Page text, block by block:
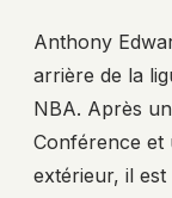
Anthony
arrière de la
NBA. Après
Conférence et
extérieur, il